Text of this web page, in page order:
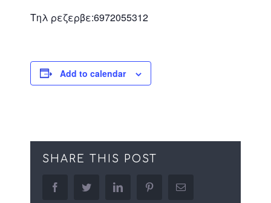
Τηλ ρεζερβε:6972055312
Add to calendar
SHARE THIS POST
facebooktwitter linkedin pinterestEmail